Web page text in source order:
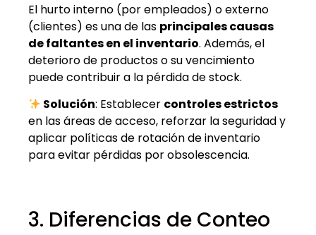
El hurto interno (por empleados) o externo
(clientes) es una de las principales causas
de faltantes en el inventario. Además, el
deterioro de productos o su vencimiento
puede contribuir a la pérdida de stock.
Solución: Establecer controles estrictos
en las áreas de acceso, reforzar la seguridad y
aplicar políticas de rotación de inventario
para evitar pérdidas por obsolescencia.
3. Diferencias de Conteo